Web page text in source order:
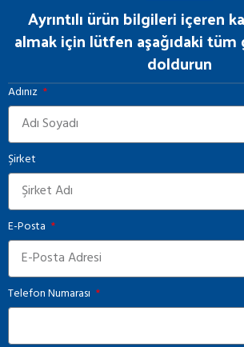
Ayrıntılı ürün bilgileri içeren
almak için lütfen aşağıdaki tüm
doldurun
Adınız
Şirket
E-Posta
Telefon Numarası